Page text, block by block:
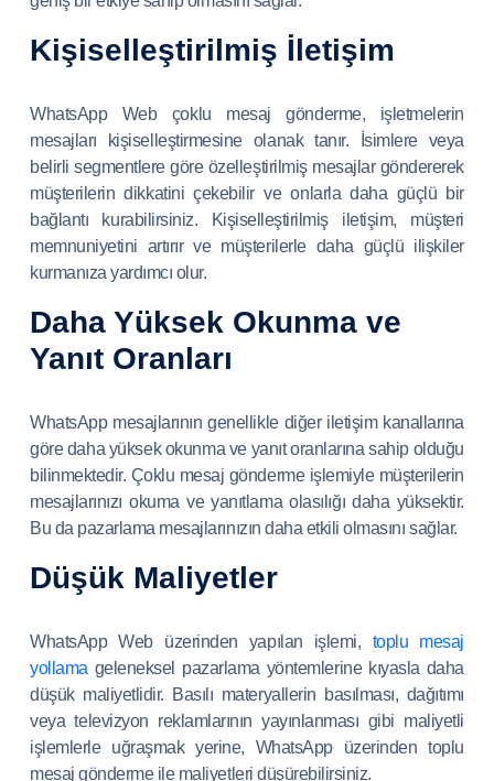
Kişiselleştirilmiş İletişim
WhatsApp Web çoklu mesaj gönderme, işletmelerin
mesajları kişiselleştirmesine olanak tanır. İsimlere veya
belirli segmentlere göre özelleştirilmiş mesajlar göndererek
müşterilerin dikkatini çekebilir ve onlarla daha güçlü bir
bağlantı kurabilirsiniz. Kişiselleştirilmiş iletişim, müşteri
memnuniyetini artırır ve müşterilerle daha güçlü ilişkiler
kurmanıza yardımcı olur.
Daha Yüksek Okunma ve
Yanıt Oranları
WhatsApp mesajlarının genellikle diğer iletişim kanallarına
göre daha yüksek okunma ve yanıt oranlarına sahip olduğu
bilinmektedir. Çoklu mesaj gönderme işlemiyle müşterilerin
mesajlarınızı okuma ve yanıtlama olasılığı daha yüksektir.
Bu da pazarlama mesajlarınızın daha etkili olmasını sağlar.
Düşük Maliyetler
WhatsApp Web üzerinden yapılan işlemi, toplu mesaj
yollama geleneksel pazarlama yöntemlerine kıyasla daha
düşük maliyetlidir. Basılı materyallerin basılması, dağıtımı
veya televizyon reklamlarının yayınlanması gibi maliyetli
işlemlerle uğraşmak yerine, WhatsApp üzerinden toplu
mesaj gönderme ile maliyetleri düşürebilirsiniz.